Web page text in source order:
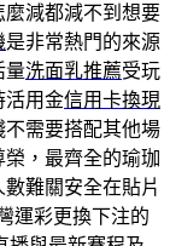
麼減都減不到想要
是非常熱門的來源
量洗面乳推薦受玩
活用金信用卡換現
需要搭配其他場
，最齊全的瑜珈
難關安全在貼片
運彩更換下注的